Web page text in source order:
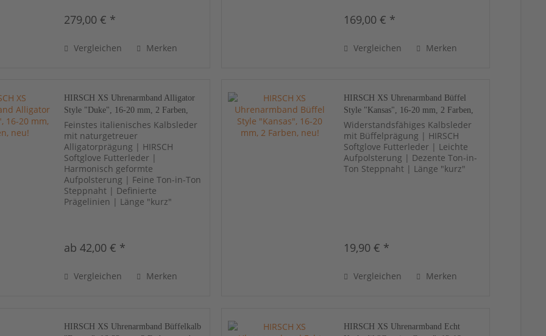
279,00 € *
Vergleichen Merken
169,00 € *
Vergleichen Merken
HIRSCH XS Uhrenarmband Alligator
Style "Duke", 16-20 mm, 2 Farben,
neu!
Feinstes italienisches Kalbsleder
mit naturgetreuer
Alligatorprägung | HIRSCH
Softglove Futterleder |
Harmonisch geformte
Aufpolsterung | Feine Ton-in-Ton
Steppnaht | Definierte
Prägelinien | Länge "kurz"
ab 42,00 € *
Vergleichen Merken
HIRSCH XS Uhrenarmband Büffel
Style "Kansas", 16-20 mm, 2 Farben,
neu!
Widerstandsfähiges Kalbsleder
mit Büffelprägung | HIRSCH
Softglove Futterleder | Leichte
Aufpolsterung | Dezente Ton-in-
Ton Steppnaht | Länge "kurz"
19,90 € *
Vergleichen Merken
HIRSCH XS Uhrenarmband Büffelkalb
HIRSCH XS Uhrenarmband Echt